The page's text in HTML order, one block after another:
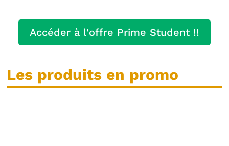
Accéder à l'offre Prime Student !!
Les produits en promo